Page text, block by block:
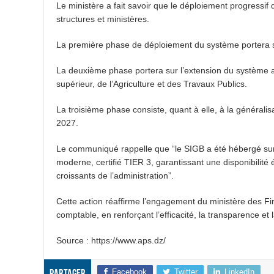
Le ministère a fait savoir que le déploiement progressif
structures et ministères.
La première phase de déploiement du système
La deuxième phase portera sur l’extension du système
supérieur, de l’Agriculture et des Travaux Publics.
La troisième phase consiste, quant à elle, à la
2027.
Le communiqué rappelle que “le SIGB a été hébergé
moderne, certifié TIER 3, garantissant une
croissants de l’administration”.
Cette action réaffirme l’engagement du ministère des
comptable, en renforçant l’efficacité, la transparence
Source : https://www.aps.dz/
Facebook Twitter LinkedIn